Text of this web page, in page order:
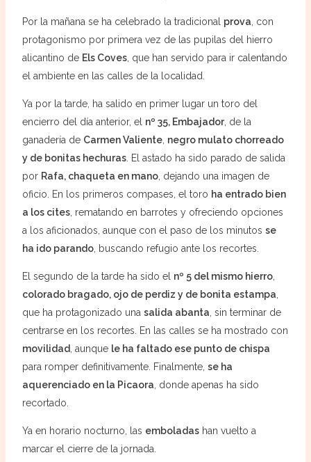
Por la mañana se ha celebrado la tradicional prova , con
protagonismo por primera vez de las pupilas del hierro
alicantino de Els Coves, que han servido para ir calentando
el ambiente en las calles de la localidad.
Ya por la tarde, ha salido en primer lugar un toro del
encierro del día anterior, el nº 35, Embajador, de la
ganadería de Carmen Valiente, negro mulato chorreado
y de bonitas hechuras. El astado ha sido parado de salida
por Rafa, chaqueta en mano, dejando una imagen de
oficio. En los primeros compases, el toro ha entrado bien
a los cites, rematando en barrotes y ofreciendo opciones
a los aficionados, aunque con el paso de los minutos se
ha ido parando, buscando refugio ante los recortes.
El segundo de la tarde ha sido el nº 5 del mismo hierro,
colorado bragado, ojo de perdiz y de bonita estampa
que ha protagonizado una salida abanta , sin terminar de
centrarse en los recortes. En las calles se ha mostrado con
movilidad, aunque le ha faltado ese punto de chispa
para romper definitivamente. Finalmente, se ha
aquerenciado en la Picaora , donde apenas ha sido
recortado.
Ya en horario nocturno, las emboladashan vuelto a
marcar el cierre de la jornada.